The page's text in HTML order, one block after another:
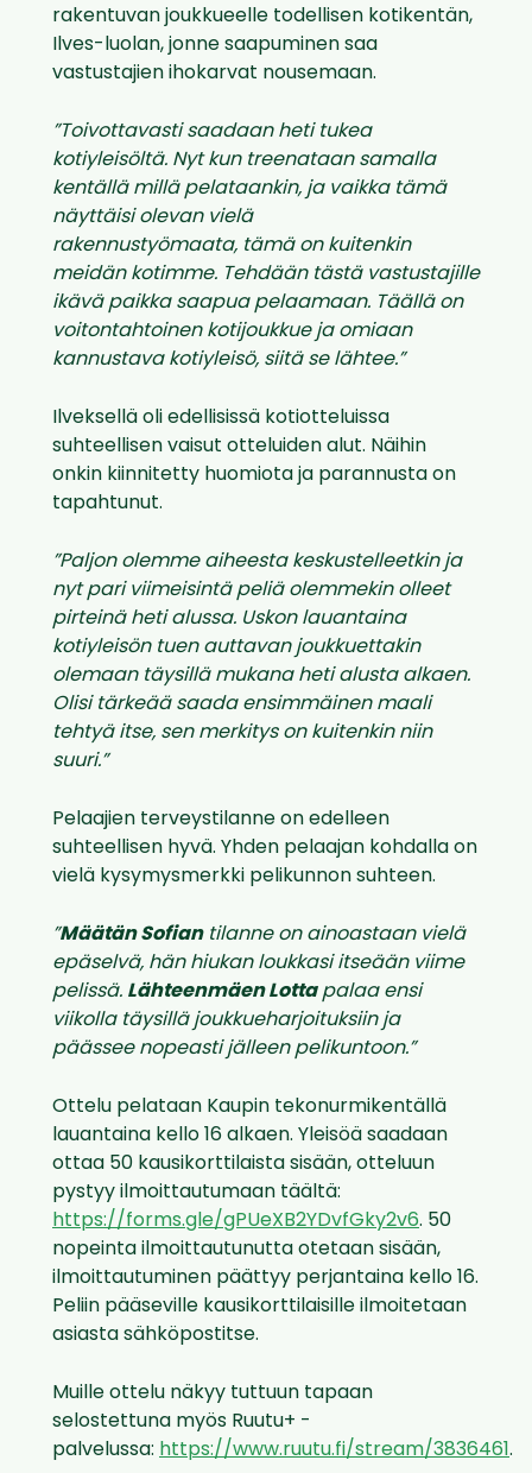
rakentuvan joukkueelle todellisen kotikentän,
Ilves-luolan, jonne saapuminen saa
vastustajien ihokarvat nousemaan.
”Toivottavasti saadaan heti tukea
kotiyleisöltä. Nyt kun treenataan samalla
kentällä millä pelataankin, ja vaikka tämä
näyttäisi olevan vielä
rakennustyömaata, tämä on kuitenkin
meidän kotimme. Tehdään tästä vastustajille
ikävä paikka saapua pelaamaan. Täällä on
voitontahtoinen kotijoukkue ja omiaan
kannustava kotiyleisö, siitä se lähtee.”
Ilveksellä oli edellisissä kotiotteluissa
suhteellisen vaisut otteluiden alut. Näihin
onkin kiinnitetty huomiota ja parannusta on
tapahtunut.
”Paljon olemme aiheesta keskustelleetkin ja
nyt pari viimeisintä peliä olemmekin olleet
pirteinä heti alussa. Uskon lauantaina
kotiyleisön tuen auttavan joukkuettakin
olemaan täysillä mukana heti alusta alkaen.
Olisi tärkeää saada ensimmäinen maali
tehtyä itse, sen merkitys on kuitenkin niin
suuri.”
Pelaajien terveystilanne on edelleen
suhteellisen hyvä. Yhden pelaajan kohdalla on
vielä kysymysmerkki pelikunnon suhteen.
”Määtän Sofiantilanne on ainoastaan vielä
epäselvä, hän hiukan loukkasi itseään viime
pelissä. Lähteenmäen Lottapalaa ensi
viikolla täysillä joukkueharjoituksiin ja
päässee nopeasti jälleen pelikuntoon.”
Ottelu pelataan Kaupin tekonurmikentällä
lauantaina kello 16 alkaen. Yleisöä saadaan
ottaa 50 kausikorttilaista sisään, otteluun
pystyy ilmoittautumaan täältä:
https://forms.gle/gPUeXB2YDvfGky2v6. 50
nopeinta ilmoittautunutta otetaan sisään,
ilmoittautuminen päättyy perjantaina kello 16.
Peliin pääseville kausikorttilaisille ilmoitetaan
asiasta sähköpostitse.
Muille ottelu näkyy tuttuun tapaan
selostettuna myös Ruutu+ -
palvelussa: https://www.ruutu.fi/stream/3836461.